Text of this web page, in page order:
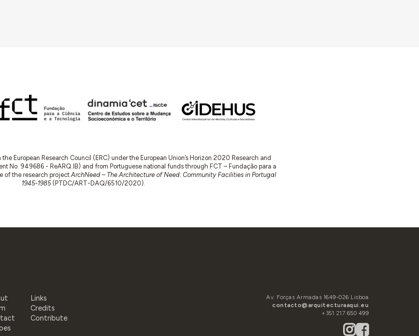
European Research Council (ERC) under the European Union’s Horizon 2020 Research and
No. 949686 - ReARQ.IB) and from Portuguese national funds through FCT – Fundação para a
of the research projectArchNeed – The Architecture of Need: Community Facilities in Portugal
1945-1985(PTDC/ART-DAQ/6510/2020).
Links
Credits
Contribute
Av. Forças Armadas 1649-026 Lisboa
contacto@arquitecturaaqui.eu
+351 217 650 499